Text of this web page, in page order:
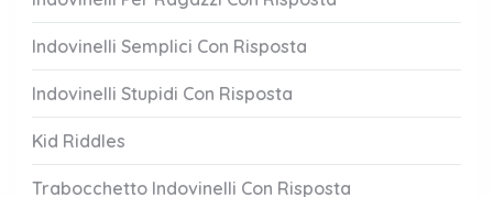
Indovinelli Semplici Con Risposta
Indovinelli Stupidi Con Risposta
Kid Riddles
Trabocchetto Indovinelli Con Risposta